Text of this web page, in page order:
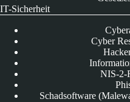
IT-Sicherheit
Cyber
NIS-2-
Schadsoftware